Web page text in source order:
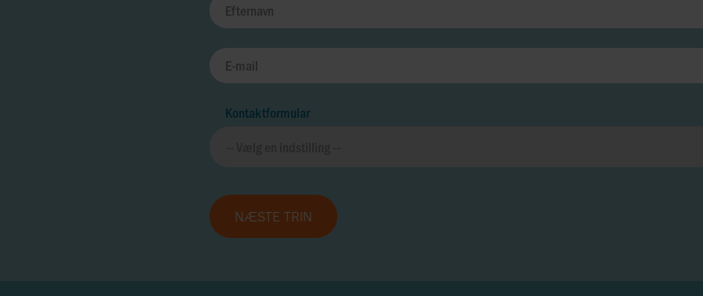
Kontaktformular
NÆSTE TRIN